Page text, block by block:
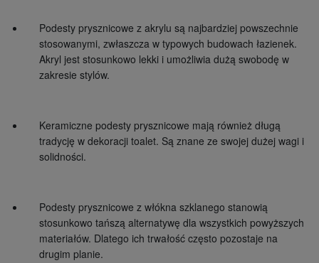
Podesty prysznicowe z akrylu są najbardziej powszechnie
stosowanymi, zwłaszcza w typowych budowach łazienek.
Akryl jest stosunkowo lekki i umożliwia dużą swobodę w
zakresie stylów.
Keramiczne podesty prysznicowe mają również długą
tradycję w dekoracji toalet. Są znane ze swojej dużej wagi i
solidności.
Podesty prysznicowe z włókna szklanego stanowią
stosunkowo tańszą alternatywę dla wszystkich powyższych
materiałów. Dlatego ich trwałość często pozostaje na
drugim planie.